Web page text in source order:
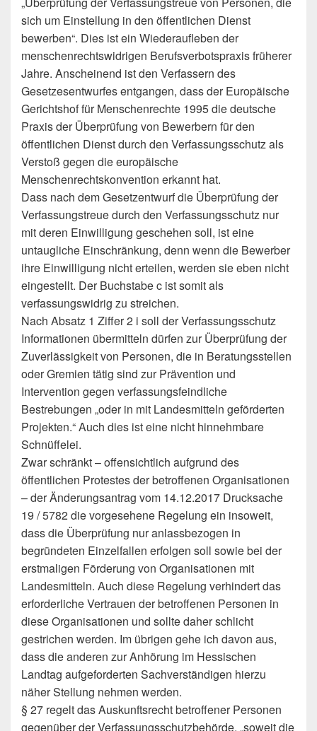
sich um Einstellung in den öffentlichen Dienst
bewerben“. Dies ist ein Wiederaufleben der
menschenrechtswidrigen Berufsverbotspraxis früherer
Jahre. Anscheinend ist den Verfassern des
Gesetzesentwurfes entgangen, dass der Europäische
Gerichtshof für Menschenrechte 1995 die deutsche
Praxis der Überprüfung von Bewerbern für den
öffentlichen Dienst durch den Verfassungsschutz als
Verstoß gegen die europäische
Menschenrechtskonvention erkannt hat.
Dass nach dem Gesetzentwurf die Überprüfung der
Verfassungstreue durch den Verfassungsschutz nur
mit deren Einwilligung geschehen soll, ist eine
untaugliche Einschränkung, denn wenn die Bewerber
ihre Einwilligung nicht erteilen, werden sie eben nicht
eingestellt. Der Buchstabe c ist somit als
verfassungswidrig zu streichen.
Nach Absatz 1 Ziffer 2 i soll der Verfassungsschutz
Informationen übermitteln dürfen zur Überprüfung der
Zuverlässigkeit von Personen, die in Beratungsstellen
oder Gremien tätig sind zur Prävention und
Intervention gegen verfassungsfeindliche
Bestrebungen „oder in mit Landesmitteln geförderten
Projekten.“ Auch dies ist eine nicht hinnehmbare
Schnüffelei.
Zwar schränkt – offensichtlich aufgrund des
öffentlichen Protestes der betroffenen Organisationen
– der Änderungsantrag vom 14.12.2017 Drucksache
19 / 5782 die vorgesehene Regelung ein insoweit,
dass die Überprüfung nur anlassbezogen in
begründeten Einzelfallen erfolgen soll sowie bei der
erstmaligen Förderung von Organisationen mit
Landesmitteln. Auch diese Regelung verhindert das
erforderliche Vertrauen der betroffenen Personen in
diese Organisationen und sollte daher schlicht
gestrichen werden. Im übrigen gehe ich davon aus,
dass die anderen zur Anhörung im Hessischen
Landtag aufgeforderten Sachverständigen hierzu
näher Stellung nehmen werden.
§ 27 regelt das Auskunftsrecht betroffener Personen
gegenüber der Verfassungsschutzbehörde, „soweit die